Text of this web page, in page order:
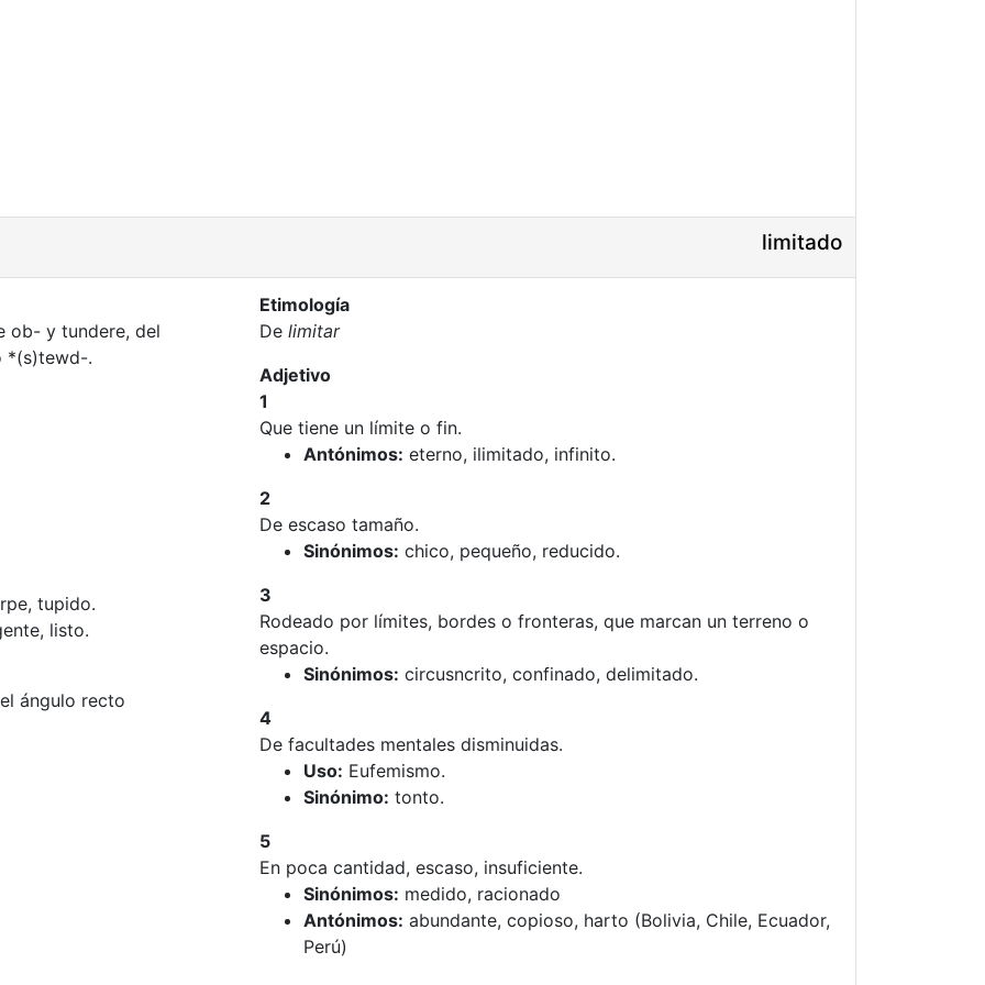
limitado
ob- y tundere, del
*(s)tewd-.
tupido.
listo.
ángulo recto
Etimología
De limitar
Adjetivo
1
Que tiene un límite o fin.
Antónimos: eterno, ilimitado, infinito.
2
De escaso tamaño.
Sinónimos: chico, pequeño, reducido.
3
Rodeado por límites, bordes o fronteras, que marcan un terreno o
espacio.
Sinónimos: circusncrito, confinado, delimitado.
4
De facultades mentales disminuidas.
Uso: Eufemismo.
Sinónimo: tonto.
5
En poca cantidad, escaso, insuficiente.
Sinónimos: medido, racionado
Antónimos: abundante, copioso, harto (Bolivia, Chile, Ecuador,
Perú)